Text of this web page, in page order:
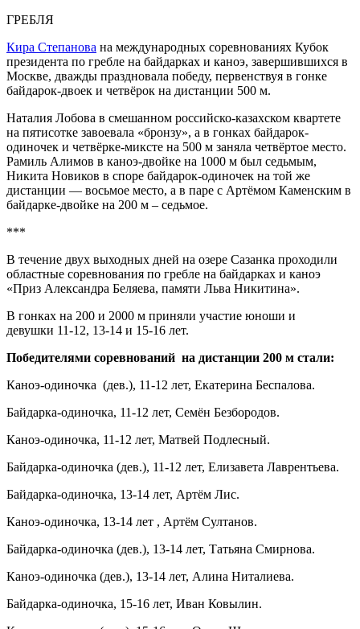
ГРЕБЛЯ
Кира Степанова на международных соревнованиях Кубок
президента по гребле на байдарках и каноэ, завершившихся в
Москве, дважды праздновала победу, первенствуя в гонке
байдарок-двоек и четвёрок на дистанции 500 м.
Наталия Лобова в смешанном российско-казахском квартете
на пятисотке завоевала «бронзу», а в гонках байдарок-
одиночек и четвёрке-миксте на 500 м заняла четвёртое место.
Рамиль Алимов в каноэ-двойке на 1000 м был седьмым,
Никита Новиков в споре байдарок-одиночек на той же
дистанции — восьмое место, а в паре с Артёмом Каменским в
байдарке-двойке на 200 м – седьмое.
***
В течение двух выходных дней на озере Сазанка проходили
областные соревнования по гребле на байдарках и каноэ
«Приз Александра Беляева, памяти Льва Никитина».
В гонках на 200 и 2000 м приняли участие юноши и
девушки 11-12, 13-14 и 15-16 лет.
Победителями соревнований на дистанции 200 м стали:
Каноэ-одиночка (дев.), 11-12 лет, Екатерина Беспалова.
Байдарка-одиночка, 11-12 лет, Семён Безбородов.
Каноэ-одиночка, 11-12 лет, Матвей Подлесный.
Байдарка-одиночка (дев.), 11-12 лет, Елизавета Лаврентьева.
Байдарка-одиночка, 13-14 лет, Артём Лис.
Каноэ-одиночка, 13-14 лет , Артём Султанов.
Байдарка-одиночка (дев.), 13-14 лет, Татьяна Смирнова.
Каноэ-одиночка (дев.), 13-14 лет, Алина Ниталиева.
Байдарка-одиночка, 15-16 лет, Иван Ковылин.